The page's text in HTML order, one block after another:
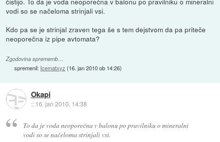
vodi so se načeloma strinjali vsi.
Kdo pa se je strinjal zraven tega še s tem dejstvom da pa priteče
neoporečna iz pipe avtomata?
Zgodovina sprememb…
spremenil: Icematxyz (16. jan 2010 ob 14:26)
Okapi
:: 16. jan 2010, 14:38
To da je voda neoporečna v balonu po pravilniku o mineralni
vodi so se načeloma strinjali vsi.